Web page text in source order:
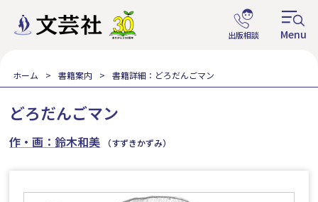
ホーム 書籍案内 書籍詳細：どろだんごマン
どろだんごマン
作・画：鈴木和美 （すずきかずみ）